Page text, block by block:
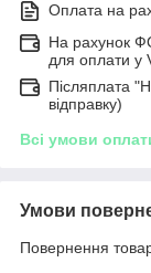
Оплата на
На рахунок
для оплати у
Післяплата
відправку)
Всі умови
Умови
Повернення